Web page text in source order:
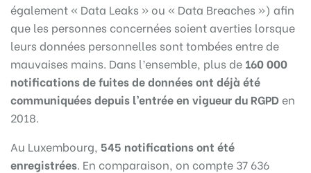
également « Data Leaks » ou « Data Breaches ») afin
que les personnes concernées soient averties lorsque
leurs données personnelles sont tombées entre de
mauvaises mains. Dans l’ensemble, plus de 160 000
notifications de fuites de données ont déjà été
communiquées depuis l’entrée en vigueur du RGPD en
2018.
Au Luxembourg, 545 notifications ont été
enregistrées. En comparaison, on compte 37 636